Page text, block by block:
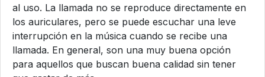
al uso. La llamada no se reproduce directamente en
los auriculares, pero se puede escuchar una leve
interrupción en la música cuando se recibe una
llamada. En general, son una muy buena opción
para aquellos que buscan buena calidad sin tener